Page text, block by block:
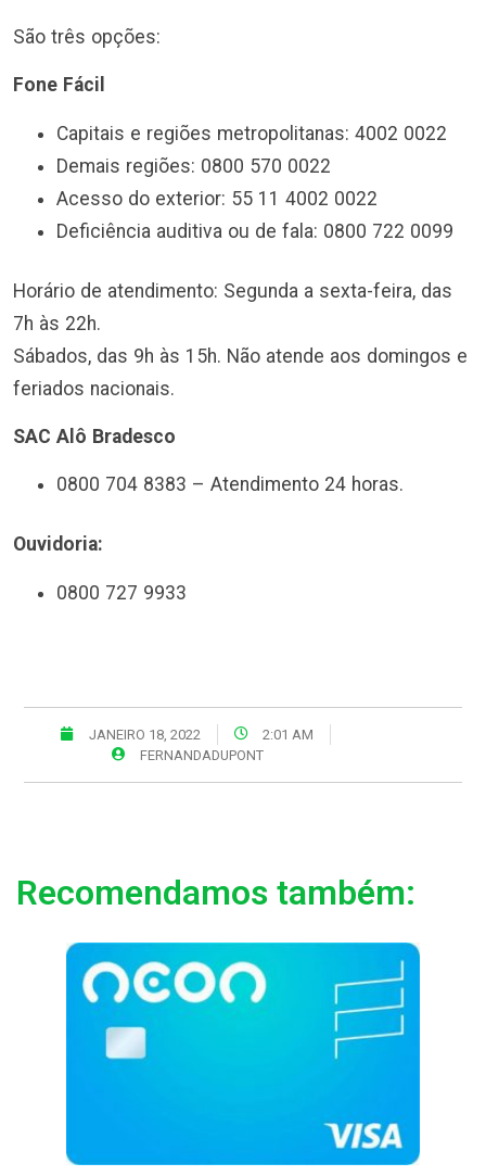
São três opções:
Fone Fácil
Capitais e regiões metropolitanas: 4002 0022
Demais regiões: 0800 570 0022
Acesso do exterior: 55 11 4002 0022
Deficiência auditiva ou de fala: 0800 722 0099
Horário de atendimento: Segunda a sexta-feira, das
7h às 22h.
Sábados, das 9h às 15h. Não atende aos domingos e
feriados nacionais.
SAC Alô Bradesco
0800 704 8383 – Atendimento 24 horas.
Ouvidoria:
0800 727 9933
JANEIRO 18, 2022
2:01 AM
FERNANDADUPONT
Recomendamos também: